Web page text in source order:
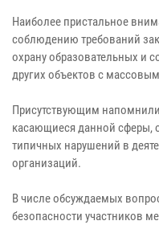
Наиболее пристальное
соблюдению требований
охрану образовательных и
других объектов с
Присутствующим
касающиеся данной сферы,
типичных нарушений в
организаций.
В числе обсуждаемых
безопасности участников